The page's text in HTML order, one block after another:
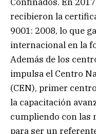
recibieron la
9001: 2008, lo que
internacional en la
Además de los
impulsa el Centro
(CEN), primer
la capacitación
cumpliendo con las
para ser un